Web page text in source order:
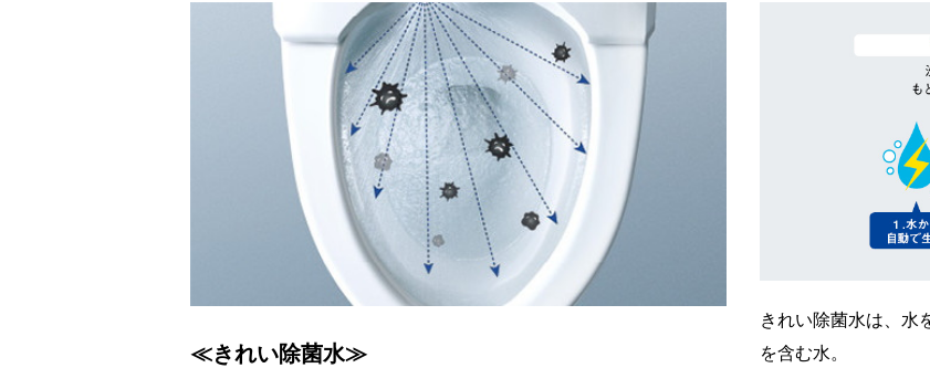
≪きれい除菌水≫
きれい除菌水は、水
を含む水。